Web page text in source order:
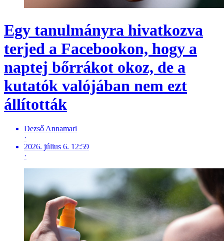
Egy tanulmányra hivatkozva
terjed a Facebookon, hogy a
naptej bőrrákot okoz, de a
kutatók valójában nem ezt
állították
Dezső Annamari
·
2026. július 6. 12:59
·